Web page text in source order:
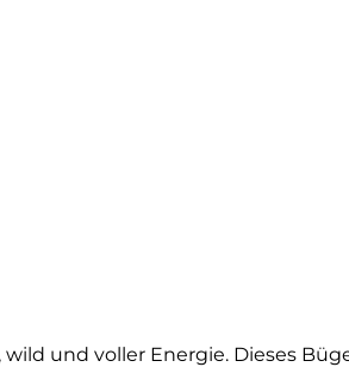
und voller Energie. Dieses